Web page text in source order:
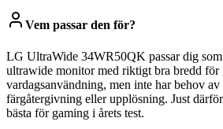
Vem passar den för?
LG UltraWide 34WR50QK passar dig
ultrawide monitor med riktigt bra bredd för
vardagsanvändning, men inte har behov av
färgåtergivning eller upplösning. Just
bästa för gaming i årets test.